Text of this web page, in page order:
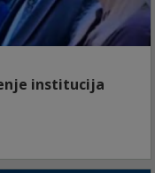
institucija